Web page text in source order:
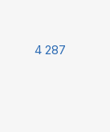
4 287